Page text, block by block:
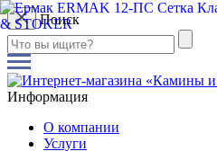
Поиск
Информация
О компании
Услуги